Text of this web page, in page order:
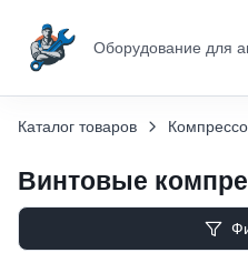
Оборудование для
Каталог товаров
Винтовые